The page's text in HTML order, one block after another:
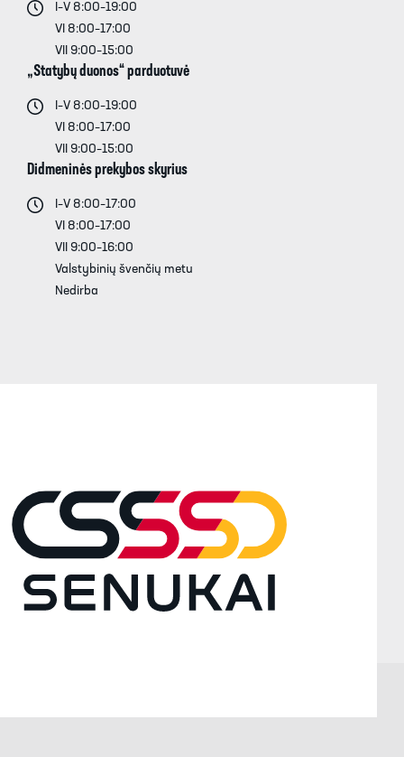
I–V 8:00–19:00
VI 8:00–17:00
VII 9:00–15:00
„Statybų duonos“ parduotuvė
I–V 8:00–19:00
VI 8:00–17:00
VII 9:00–15:00
Didmeninės prekybos skyrius
I–V 8:00–17:00
VI 8:00–17:00
VII 9:00–16:00
Valstybinių švenčių metu
Nedirba